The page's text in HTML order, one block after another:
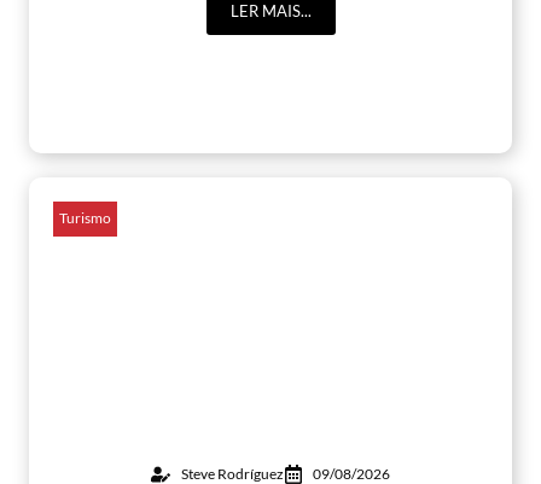
LER MAIS...
Turismo
Steve Rodríguez 09/08/2026